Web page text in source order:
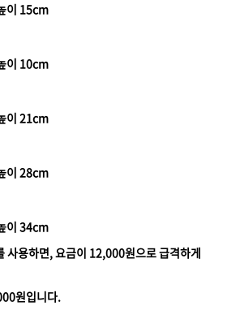
이 15cm
이 10cm
이 21cm
이 28cm
이 34cm
사용하면, 요금이 12,000원으로 급격하게
원입니다.